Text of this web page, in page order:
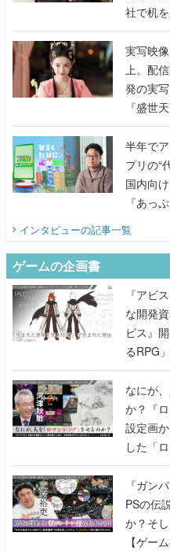
社で机
『
んだレ
実写映
上。配
発の実
『盛世
うこだ
半年でア
プリの“
国内向
『あっ
インタビューの記事一覧
ゲームの企画書
『アビ
な開発
ビス』
るRPG
書】
なにが
か？『
設定画
した「
書】
『ガン
PSの伝
か？そ
【ゲー